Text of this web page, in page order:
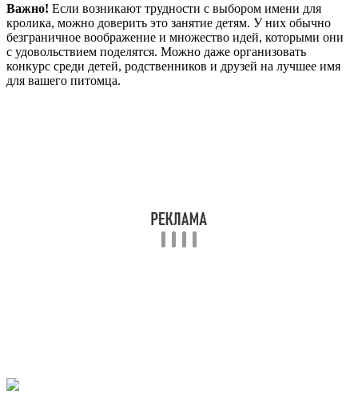
Важно! Если возникают трудности с выбором имени для
кролика, можно доверить это занятие детям. У них обычно
безграничное воображение и множество идей, которыми они
с удовольствием поделятся. Можно даже организовать
конкурс среди детей, родственников и друзей на лучшее имя
для вашего питомца.